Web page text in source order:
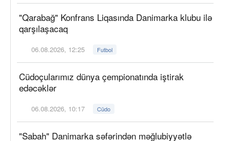
"Qarabağ" Konfrans Liqasında Danimarka klubu ilə
qarşılaşacaq
06.08.2026, 12:25 Futbol
Cüdoçularımız dünya çempionatında iştirak
edəcəklər
06.08.2026, 10:17 Cüdo
"Sabah" Danimarka səfərindən məğlubiyyətlə